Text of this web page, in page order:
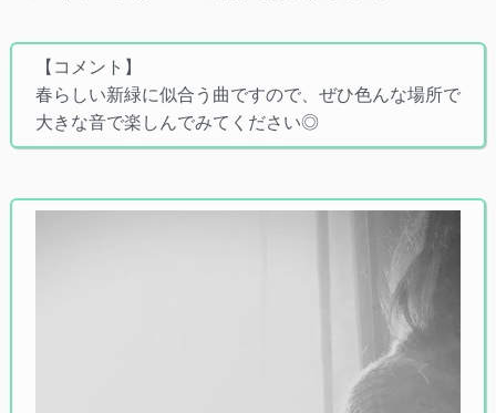
【コメント】
春らしい新緑に似合う曲ですので、ぜひ色んな場所で
大きな音で楽しんでみてください◎